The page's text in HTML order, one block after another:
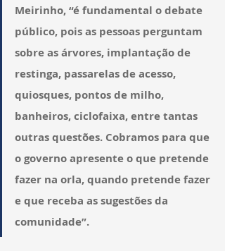
Meirinho, “é fundamental o debate
público, pois as pessoas perguntam
sobre as árvores, implantação de
restinga, passarelas de acesso,
quiosques, pontos de milho,
banheiros, ciclofaixa, entre tantas
outras questões. Cobramos para que
o governo apresente o que pretende
fazer na orla, quando pretende fazer
e que receba as sugestões da
comunidade”.